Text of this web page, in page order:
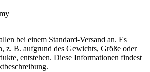
bei einem Standard-Versand an. Es
z. B. aufgrund des Gewichts, Größe oder
entstehen. Diese Informationen findest